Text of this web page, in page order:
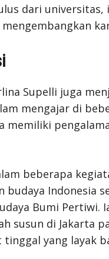
dari
Supelli juga
mengajar di
memiliki
beberapa
Indonesia
Bumi
susun di Jakarta
yang layak